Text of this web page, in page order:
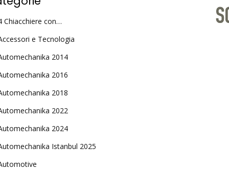
Chiacchiere con…
e Tecnologia
2014
2016
2018
2022
2024
Istanbul 2025